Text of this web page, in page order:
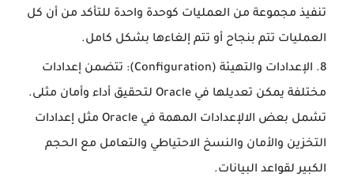
تنفيذ مجموعة من العمليات كوحدة واحدة للتأكد من أن كل
العمليات تتم بنجاح أو تتم إلغاءها بشكل كامل.
الإعدادات والتهيئة (Configuration): تتضمن إعدادات
مختلفة يمكن تعديلها في Oracle لتحقيق أداء وأمان مثلى.
تشمل بعض الالإعدادات المهمة في Oracle مثل إعدادات
التخزين والأمان والنسخ الاحتياطي والتعامل مع الحجم
الكبير لقواعد البيانات.